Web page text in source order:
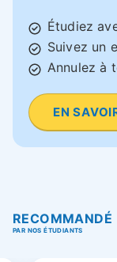
Étudiez
Suivez un
Annulez à
EN
RECOMMANDÉ
PAR NOS ÉTUDIANTS